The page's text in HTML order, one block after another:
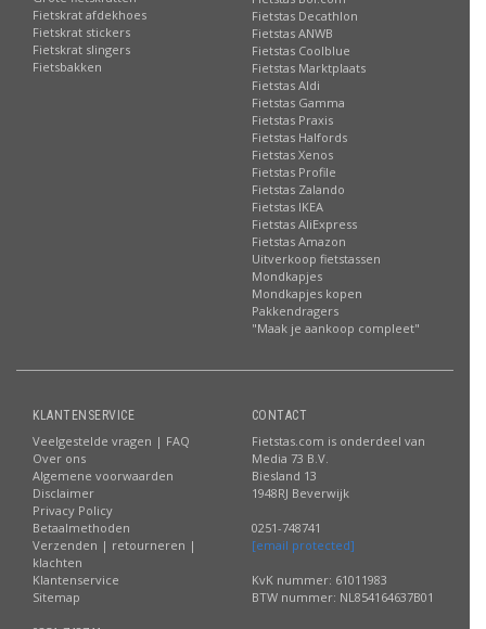
Fietskrat afdekhoes
Fietskrat stickers
Fietskrat slingers
Fietsbakken
Fietstas Decathlon
Fietstas ANWB
Fietstas Coolblue
Fietstas Marktplaats
Fietstas Aldi
Fietstas Gamma
Fietstas Praxis
Fietstas Halfords
Fietstas Xenos
Fietstas Profile
Fietstas Zalando
Fietstas IKEA
Fietstas AliExpress
Fietstas Amazon
Uitverkoop fietstassen
Mondkapjes
Mondkapjes kopen
Pakkendragers
"Maak je aankoop compleet"
KLANTENSERVICE
Veelgestelde vragen | FAQ
Over ons
Algemene voorwaarden
Disclaimer
Privacy Policy
Betaalmethoden
Verzenden | retourneren |
klachten
Klantenservice
Sitemap
CONTACT
Fietstas.com is onderdeel van
Media 73 B.V.
Biesland 13
1948RJ Beverwijk
0251-748741
[email protected]
KvK nummer: 61011983
BTW nummer: NL854164637B01